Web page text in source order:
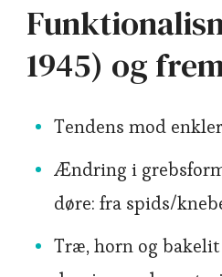
1945) og
Tendens mod
Ændring i
døre: fra spids/
Træ, horn og